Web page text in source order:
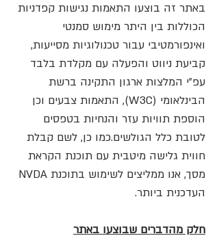
באתר זה בוצעו התאמות נגישות קפדניות
הכוללות בין היתר מימוש סמנטי
ואינפורמטיבי עבור טכנולוגיות מסייעות,
קביעת ניווט והפעלה עם מקלדת בלבד
עפ"י המלצות ארגון התקינה ברשת
הבינלאומי (W3C), התאמות צבעים וכן
הוספת תוויות עזר והנחיות בטפסים
לטובת כלל הגולשים.כמו כן, לשם קבלת
חווית גלישה מיטבית עם תוכנת הקראת
מסך, אנו ממליצים לשימוש בתוכנת NVDA
העדכנית ביותר.
חלק מהדברים שבוצעו באתר